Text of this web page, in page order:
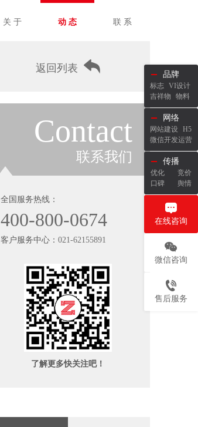
关 于 动 态 联 系
返回列表
Contact
联系我们
全国服务热线：
400-800-0674
客户服务中心： 021-62155891
了解更多快关注吧！
品牌
标志 VI设计
吉祥物
物料
网络
网站建设 H5
微信开发运营
传播
优化
竞价
口碑
舆情
在线咨询
微信咨询
售后服务